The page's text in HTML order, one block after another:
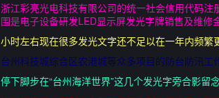
浙江彩亮光电科技有限公司的统一社会信用代码
围是电子设备研发LED显示屏发光字牌销售及维修
小时左右现在很多发光文字还不足以在一年内频繁
台州科技城综合区农港城等众多项目的防台防汛工
停下脚步在“台州海洋世界”这几个发光字旁合影留